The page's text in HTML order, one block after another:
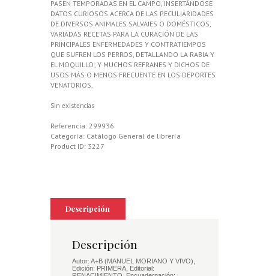
PASEN TEMPORADAS EN EL CAMPO, INSERTÁNDOSE
DATOS CURIOSOS ACERCA DE LAS PECULIARIDADES
DE DIVERSOS ANIMALES SALVAJES O DOMÉSTICOS,
VARIADAS RECETAS PARA LA CURACIÓN DE LAS
PRINCIPALES ENFERMEDADES Y CONTRATIEMPOS
QUE SUFREN LOS PERROS, DETALLANDO LA RABIA Y
EL MOQUILLO; Y MUCHOS REFRANES Y DICHOS DE
USOS MÁS O MENOS FRECUENTE EN LOS DEPORTES
VENATORIOS.
Sin existencias
Referencia: 299936
Categoría: Catálogo General de librería
Product ID: 3227
Descripción
Descripción
Autor: A+B (MANUEL MORIANO Y VIVO),
Edición: PRIMERA, Editorial: